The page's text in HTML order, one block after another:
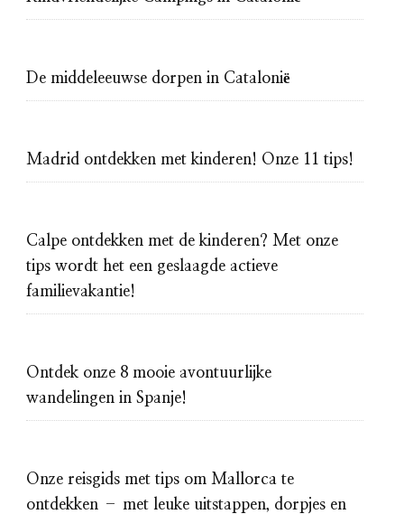
De middeleeuwse dorpen in Catalonië
Madrid ontdekken met kinderen! Onze 11 tips!
Calpe ontdekken met de kinderen? Met onze
tips wordt het een geslaagde actieve
familievakantie!
Ontdek onze 8 mooie avontuurlijke
wandelingen in Spanje!
Onze reisgids met tips om Mallorca te
ontdekken – met leuke uitstappen, dorpjes en